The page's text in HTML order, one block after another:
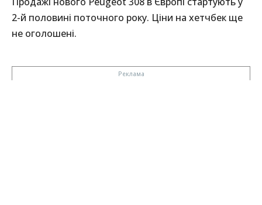
2-й половині поточного року. Ціни на хетчбек ще
не оголошені.